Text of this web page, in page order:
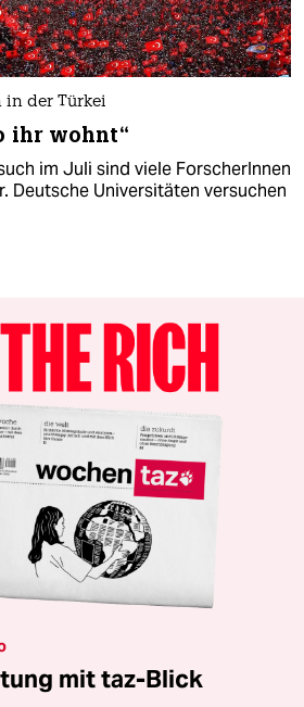
in der Türkei
ihr wohnt“
im Juli sind viele ForscherInnen
Deutsche Universitäten versuchen
mit taz-Blick